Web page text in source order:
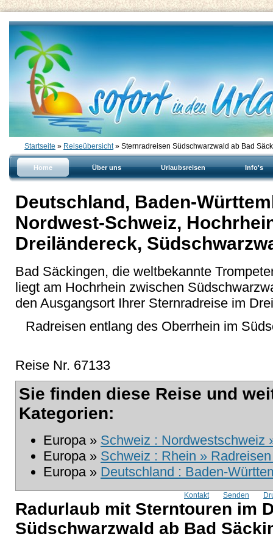
Startseite » Reiseübersicht» Sternradreisen Südschwarzwald ab Bad
Home Über uns Urlaubsreisen Info's
Deutschland, Baden-
Nordwest-Schweiz,
Dreiländereck,
Bad Säckingen, die weltbekannte
liegt am Hochrhein zwischen
den Ausgangsort Ihrer Sternradreise im
Radreisen entlang des Oberrhein im
Reise Nr. 67133
Sie finden diese Reise und
Kategorien:
Europa » Schweiz : Nordwestschweiz
Europa » Schweiz : Rhein »
Europa » Deutschland : Baden-
Kontakt Senden
Radurlaub mit Sterntouren im
Südschwarzwald ab Bad